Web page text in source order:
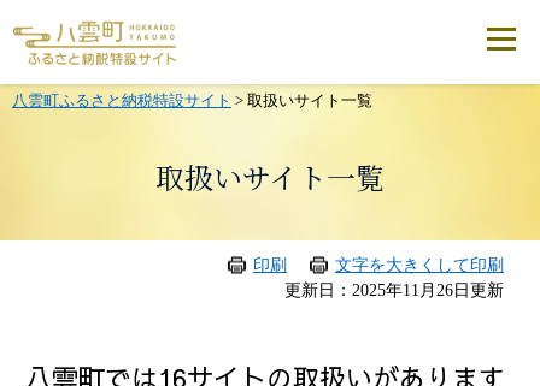
ニ
を八雲町ふるさと納税特設サイト > 取扱いサイト一覧
取扱いサイト一覧
印刷
文字を大きくして印刷
更新日：2025年11月26日更新
八雲町では16サイトの取扱いがあります